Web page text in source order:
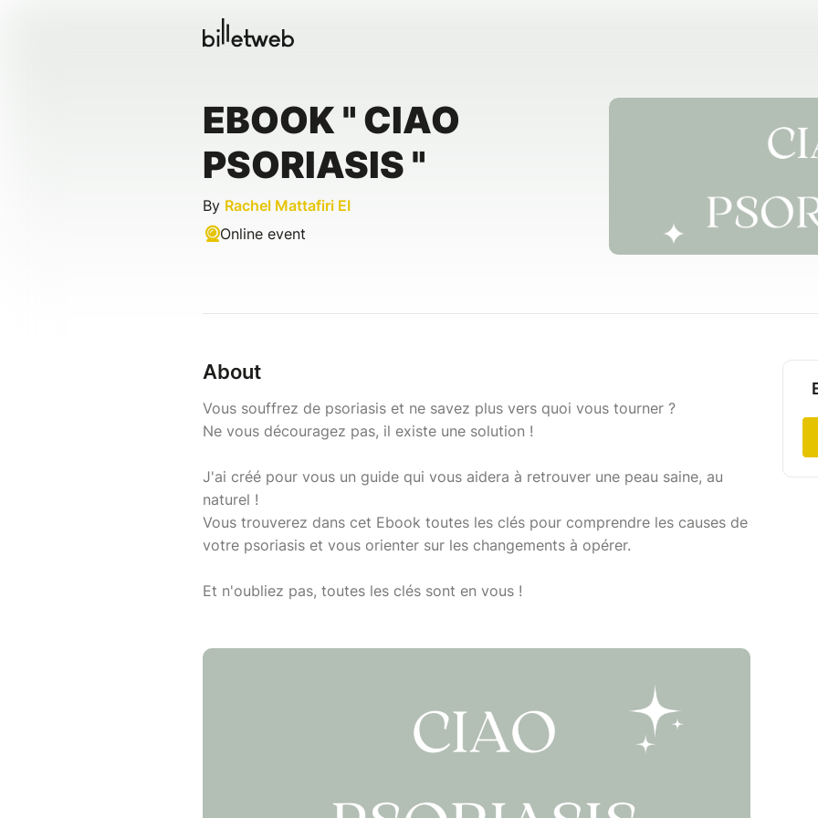
EBOOK " CIAO
PSORIASIS "
By Rachel Mattafiri EI
Online event
About
Vous souffrez de psoriasis et ne savez plus vers quoi vous tourner ?
Ne vous découragez pas, il existe une solution !
J'ai créé pour vous un guide qui vous aidera à retrouver une peau saine, au
naturel !
Vous trouverez dans cet Ebook toutes les clés pour comprendre les causes de
votre psoriasis et vous orienter sur les changements à opérer.
Et n'oubliez pas, toutes les clés sont en vous !